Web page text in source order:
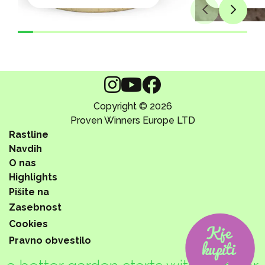
Copyright © 2026
Proven Winners Europe LTD
Rastline
Navdih
O nas
Zasebnost
Cookies
Pravno obvestilo
Highlights
Pišite na